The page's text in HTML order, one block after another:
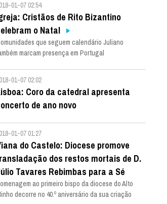
01-07 02:54
Cristãos de Rito Bizantino
o Natal
que seguem calendário Juliano
marcam presença em Portugal
01-07 02:02
Coro da catedral apresenta
de ano novo
01-07 01:27
do Castelo: Diocese promove
dos restos mortais de D.
Tavares Rebimbas para a Sé
ao primeiro bispo da diocese do Alto
decorre no 40.º aniversário da sua criação